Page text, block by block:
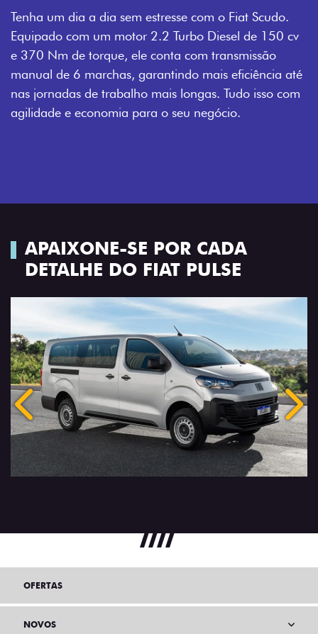
Tenha um dia a dia sem estresse com o Fiat Scudo.
Equipado com um motor 2.2 Turbo Diesel de 150 cv
e 370 Nm de torque, ele conta com transmissão
manual de 6 marchas, garantindo mais eficiência até
nas jornadas de trabalho mais longas. Tudo isso com
agilidade e economia para o seu negócio.
APAIXONE-SE POR CADA
DETALHE DO FIAT PULSE
Anterior
OFERTAS
NOVOS